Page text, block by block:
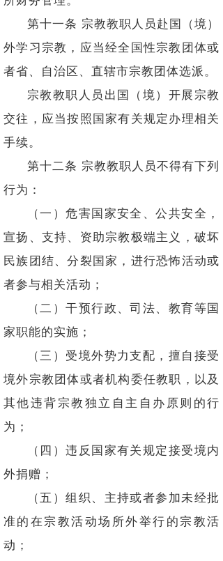
第十一条 宗教教职人员赴国（境）
外学习宗教，应当经全国性宗教团体或
者省、自治区、直辖市宗教团体选派。
宗教教职人员出国（境）开展宗教
交往，应当按照国家有关规定办理相关
手续。
第十二条 宗教教职人员不得有下列
行为：
（一）危害国家安全、公共安全，
宣扬、支持、资助宗教极端主义，破坏
民族团结、分裂国家，进行恐怖活动或
者参与相关活动；
（二）干预行政、司法、教育等国
家职能的实施；
（三）受境外势力支配，擅自接受
境外宗教团体或者机构委任教职，以及
其他违背宗教独立自主自办原则的行
为；
（四）违反国家有关规定接受境内
外捐赠；
（五）组织、主持或者参加未经批
准的在宗教活动场所外举行的宗教活
动；